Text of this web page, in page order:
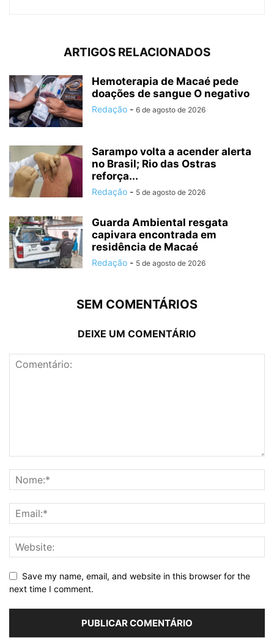
ARTIGOS RELACIONADOS
Hemoterapia de Macaé pede
doações de sangue O negativo
Redação - 6 de agosto de 2026
Sarampo volta a acender alerta
no Brasil; Rio das Ostras
reforça...
Redação - 5 de agosto de 2026
Guarda Ambiental resgata
capivara encontrada em
residência de Macaé
Redação - 5 de agosto de 2026
SEM COMENTÁRIOS
DEIXE UM COMENTÁRIO
Save my name, email, and website in this browser for the
next time I comment.